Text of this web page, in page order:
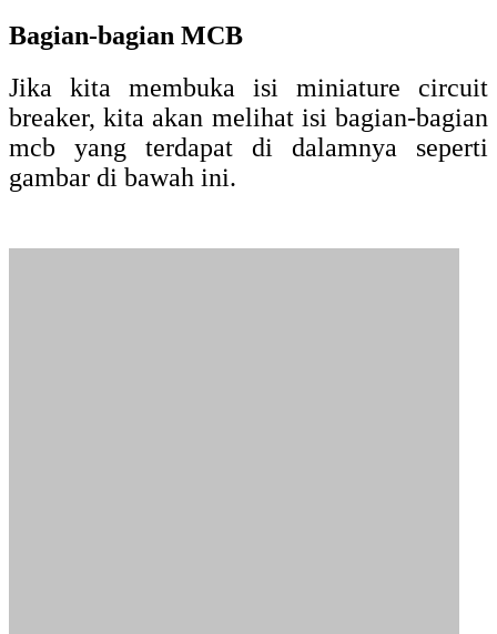
Bagian-bagian MCB
Jika kita membuka isi miniature circuit
breaker, kita akan melihat isi bagian-bagian
mcb yang terdapat di dalamnya seperti
gambar di bawah ini.